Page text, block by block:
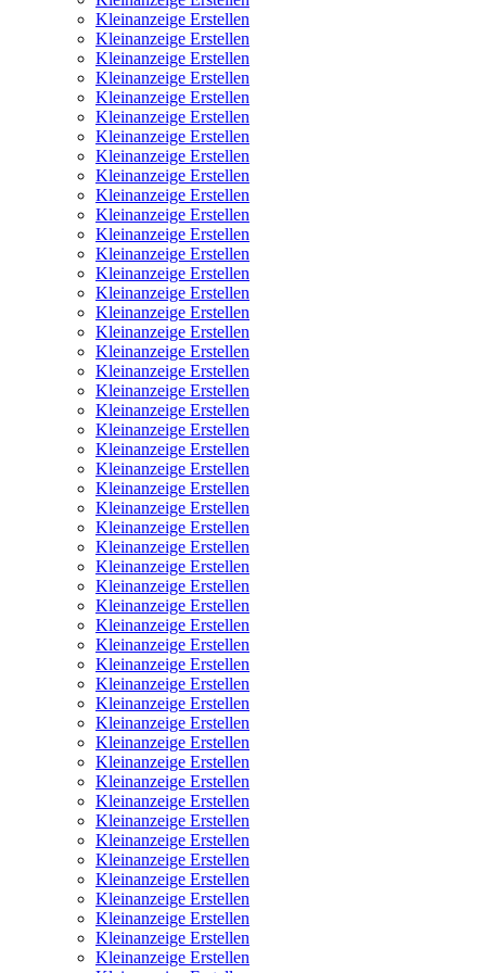
Kleinanzeige Erstellen
Kleinanzeige Erstellen
Kleinanzeige Erstellen
Kleinanzeige Erstellen
Kleinanzeige Erstellen
Kleinanzeige Erstellen
Kleinanzeige Erstellen
Kleinanzeige Erstellen
Kleinanzeige Erstellen
Kleinanzeige Erstellen
Kleinanzeige Erstellen
Kleinanzeige Erstellen
Kleinanzeige Erstellen
Kleinanzeige Erstellen
Kleinanzeige Erstellen
Kleinanzeige Erstellen
Kleinanzeige Erstellen
Kleinanzeige Erstellen
Kleinanzeige Erstellen
Kleinanzeige Erstellen
Kleinanzeige Erstellen
Kleinanzeige Erstellen
Kleinanzeige Erstellen
Kleinanzeige Erstellen
Kleinanzeige Erstellen
Kleinanzeige Erstellen
Kleinanzeige Erstellen
Kleinanzeige Erstellen
Kleinanzeige Erstellen
Kleinanzeige Erstellen
Kleinanzeige Erstellen
Kleinanzeige Erstellen
Kleinanzeige Erstellen
Kleinanzeige Erstellen
Kleinanzeige Erstellen
Kleinanzeige Erstellen
Kleinanzeige Erstellen
Kleinanzeige Erstellen
Kleinanzeige Erstellen
Kleinanzeige Erstellen
Kleinanzeige Erstellen
Kleinanzeige Erstellen
Kleinanzeige Erstellen
Kleinanzeige Erstellen
Kleinanzeige Erstellen
Kleinanzeige Erstellen
Kleinanzeige Erstellen
Kleinanzeige Erstellen
Kleinanzeige Erstellen